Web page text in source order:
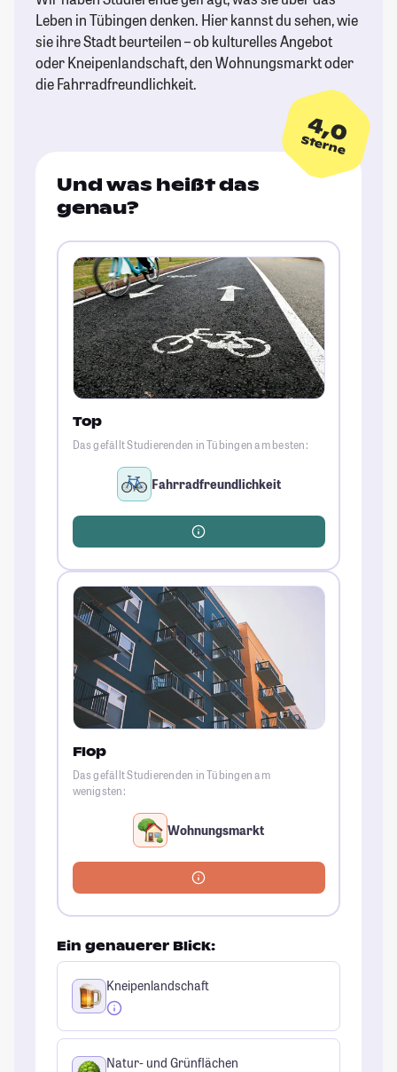
Leben in Tübingen denken. Hier kannst du sehen, wie
sie ihre Stadt beurteilen – ob kulturelles Angebot
oder Kneipenlandschaft, den Wohnungsmarkt oder
die Fahrradfreundlichkeit.
4,0
Sterne
Und was heißt das
genau?
Top
Das gefällt Studierenden in Tübingen am besten:
Fahrradfreundlichkeit
Flop
Das gefällt Studierenden in Tübingen am
wenigsten:
Wohnungsmarkt
Ein genauerer Blick:
Kneipenlandschaft
Natur- und Grünflächen